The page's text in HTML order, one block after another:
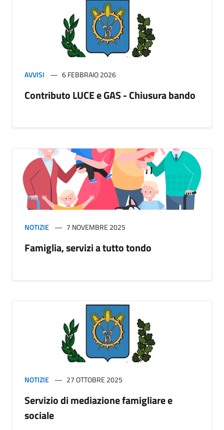
AVVISI 6 FEBBRAIO 2026
Contributo LUCE e GAS - Chiusura bando
NOTIZIE 7 NOVEMBRE 2025
Famiglia, servizi a tutto tondo
NOTIZIE 27 OTTOBRE 2025
Servizio di mediazione famigliare e
sociale